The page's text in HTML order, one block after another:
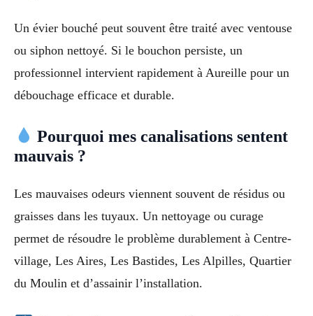
Un évier bouché peut souvent être traité avec ventouse
ou siphon nettoyé. Si le bouchon persiste, un
professionnel intervient rapidement à Aureille pour un
débouchage efficace et durable.
Pourquoi mes canalisations sentent
mauvais ?
Les mauvaises odeurs viennent souvent de résidus ou
graisses dans les tuyaux. Un nettoyage ou curage
permet de résoudre le problème durablement à Centre-
village, Les Aires, Les Bastides, Les Alpilles, Quartier
du Moulin et d’assainir l’installation.